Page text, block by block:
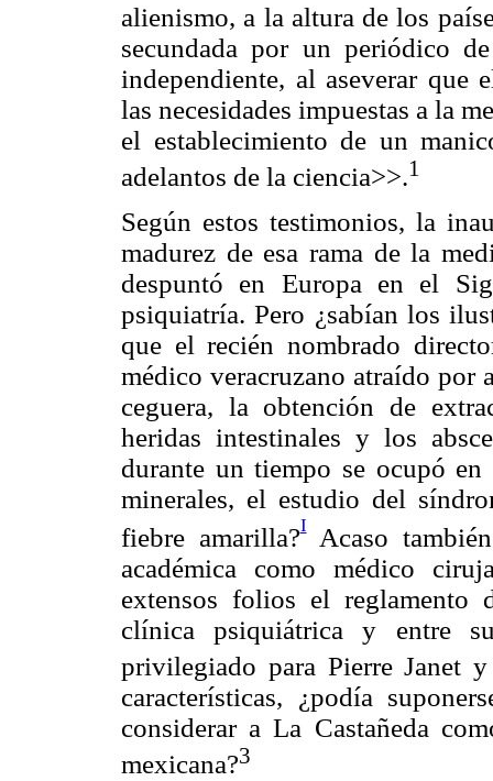
alienismo, a la altura de los
secundada por un periódico
independiente, al aseverar que
las necesidades impuestas a la
el establecimiento de un
adelantos de la ciencia>>.1
Según estos testimonios, la
madurez de esa rama de la
despuntó en Europa en el
psiquiatría. Pero ¿sabían los
que el recién nombrado
médico veracruzano atraído por
ceguera, la obtención de
heridas intestinales y los
durante un tiempo se ocupó
minerales, el estudio del
fiebre amarilla?IAcaso
académica como médico
extensos folios el reglamento
clínica psiquiátrica y entre
privilegiado para Pierre Janet
características, ¿podía
considerar a La Castañeda
mexicana?3